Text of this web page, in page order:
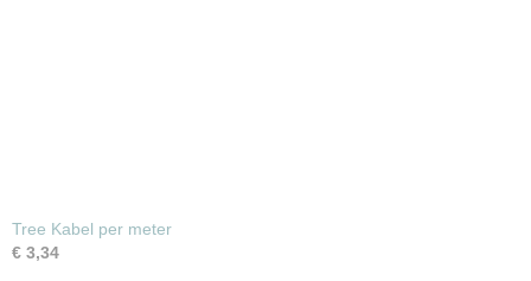
Tree Kabel per meter
€ 3,34